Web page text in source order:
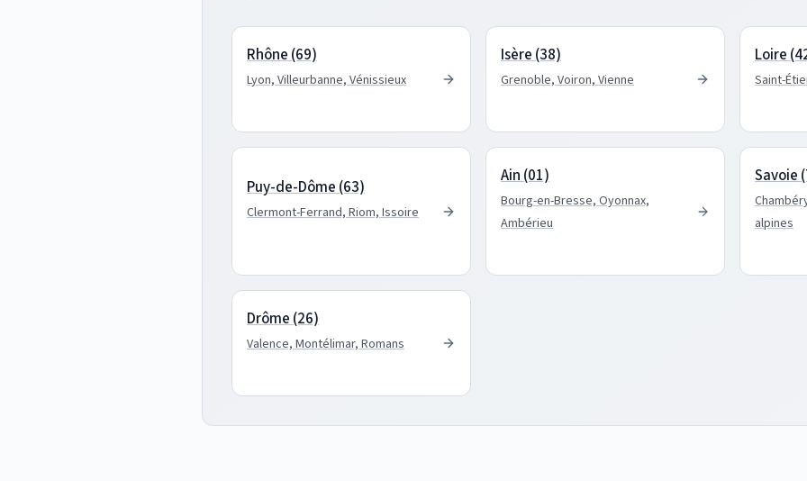
Rhône (69)
Lyon, Villeurbanne, Vénissieux
Isère (38)
Grenoble, Voiron, Vienne
Loire
Saint-
Puy-de-Dôme (63)
Clermont-Ferrand, Riom, Issoire
Ain (01)
Bourg-en-Bresse, Oyonnax,
Ambérieu
Savoie
alpines
Drôme (26)
Valence, Montélimar, Romans